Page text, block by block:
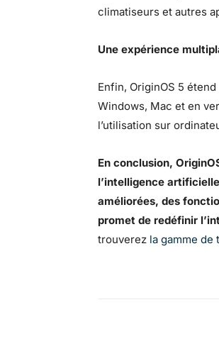
climatiseurs et autres
Une expérience
Enfin, OriginOS 5
Windows, Mac et en
l’utilisation sur
En conclusion,
l’intelligence
améliorées, des
promet de redéfinir
trouverez la gamme de